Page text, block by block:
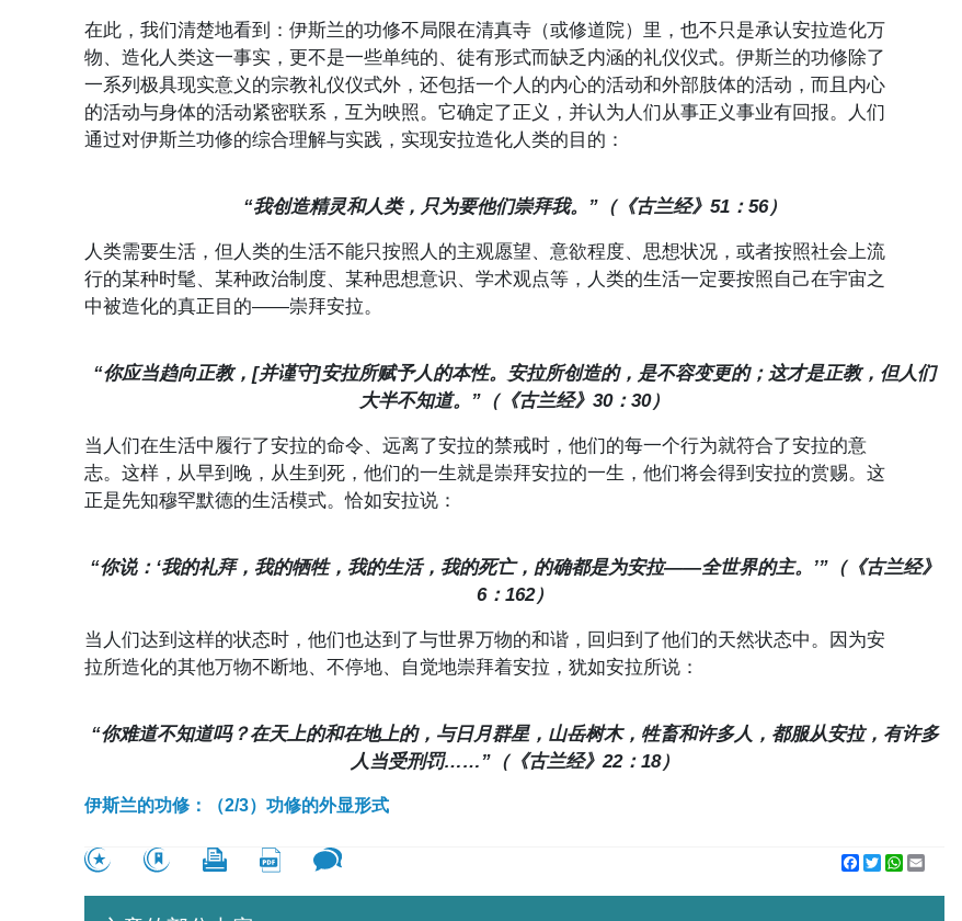
在此，我们清楚地看到：伊斯兰的功修不局限在清真寺（或修道院）里，也不只是承认安拉造化万
物、造化人类这一事实，更不是一些单纯的、徒有形式而缺乏内涵的礼仪仪式。伊斯兰的功修除了
一系列极具现实意义的宗教礼仪仪式外，还包括一个人的内心的活动和外部肢体的活动，而且内心
的活动与身体的活动紧密联系，互为映照。它确定了正义，并认为人们从事正义事业有回报。人们
通过对伊斯兰功修的综合理解与实践，实现安拉造化人类的目的：
“我创造精灵和人类，只为要他们崇拜我。”（《古兰经》51：56）
人类需要生活，但人类的生活不能只按照人的主观愿望、意欲程度、思想状况，或者按照社会上流
行的某种时髦、某种政治制度、某种思想意识、学术观点等，人类的生活一定要按照自己在宇宙之
中被造化的真正目的——崇拜安拉。
“你应当趋向正教，[并谨守]安拉所赋予人的本性。安拉所创造的，是不容变更的；这才是正教，但人们
大半不知道。”（《古兰经》30：30）
当人们在生活中履行了安拉的命令、远离了安拉的禁戒时，他们的每一个行为就符合了安拉的意
志。这样，从早到晚，从生到死，他们的一生就是崇拜安拉的一生，他们将会得到安拉的赏赐。这
正是先知穆罕默德的生活模式。恰如安拉说：
“你说：‘我的礼拜，我的牺牲，我的生活，我的死亡，的确都是为安拉——全世界的主。’”（《古兰经》
6：162）
当人们达到这样的状态时，他们也达到了与世界万物的和谐，回归到了他们的天然状态中。因为安
拉所造化的其他万物不断地、不停地、自觉地崇拜着安拉，犹如安拉所说：
“你难道不知道吗？在天上的和在地上的，与日月群星，山岳树木，牲畜和许多人，都服从安拉，有许多
人当受刑罚……”（《古兰经》22：18）
伊斯兰的功修：（2/3）功修的外显形式
Facebook
TwitterWhatsApp